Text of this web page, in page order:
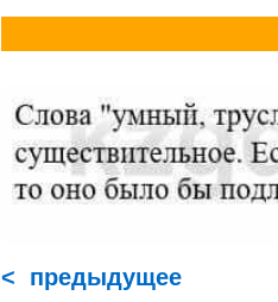
< предыдущее